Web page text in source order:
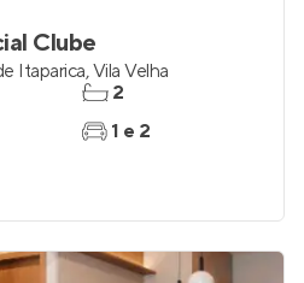
Clube
Itaparica,Vila Velha
2
1 e 2